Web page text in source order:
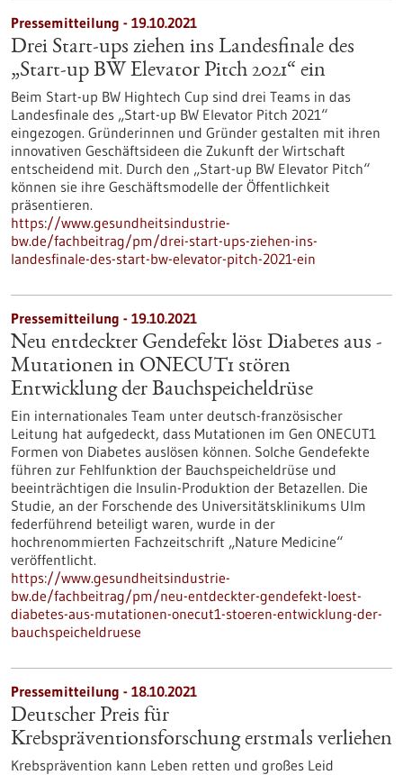
Pressemitteilung - 19.10.2021
Drei Start-ups ziehen ins Landesfinale des
„Start-up BW Elevator Pitch 2021“ ein
Beim Start-up BW Hightech Cup sind drei Teams in das
Landesfinale des „Start-up BW Elevator Pitch 2021“
eingezogen. Gründerinnen und Gründer gestalten mit ihren
innovativen Geschäftsideen die Zukunft der Wirtschaft
entscheidend mit. Durch den „Start-up BW Elevator Pitch“
können sie ihre Geschäftsmodelle der Öffentlichkeit
präsentieren.
https://www.gesundheitsindustrie-
bw.de/fachbeitrag/pm/drei-start-ups-ziehen-ins-
landesfinale-des-start-bw-elevator-pitch-2021-ein
Pressemitteilung - 19.10.2021
Neu entdeckter Gendefekt löst Diabetes aus -
Mutationen in ONECUT1 stören
Entwicklung der Bauchspeicheldrüse
Ein internationales Team unter deutsch-französischer
Leitung hat aufgedeckt, dass Mutationen im Gen ONECUT1
Formen von Diabetes auslösen können. Solche Gendefekte
führen zur Fehlfunktion der Bauchspeicheldrüse und
beeinträchtigen die Insulin-Produktion der Betazellen. Die
Studie, an der Forschende des Universitätsklinikums Ulm
federführend beteiligt waren, wurde in der
hochrenommierten Fachzeitschrift „Nature Medicine“
veröffentlicht.
https://www.gesundheitsindustrie-
bw.de/fachbeitrag/pm/neu-entdeckter-gendefekt-loest-
diabetes-aus-mutationen-onecut1-stoeren-entwicklung-der-
bauchspeicheldruese
Pressemitteilung - 18.10.2021
Deutscher Preis für
Krebspräventionsforschung erstmals verliehen
Krebsprävention kann Leben retten und großes Leid